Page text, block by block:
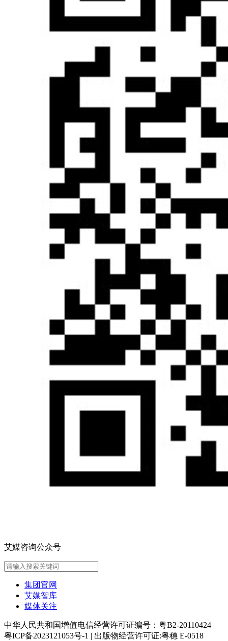
艾媒咨询公众号
集团官网
艾媒智库
媒体关注
中华人民共和国增值电信经营许可证编号：粤B2-20110424 |
粤ICP备2023121053号-1 | 出版物经营许可证:粤穗 E-0518